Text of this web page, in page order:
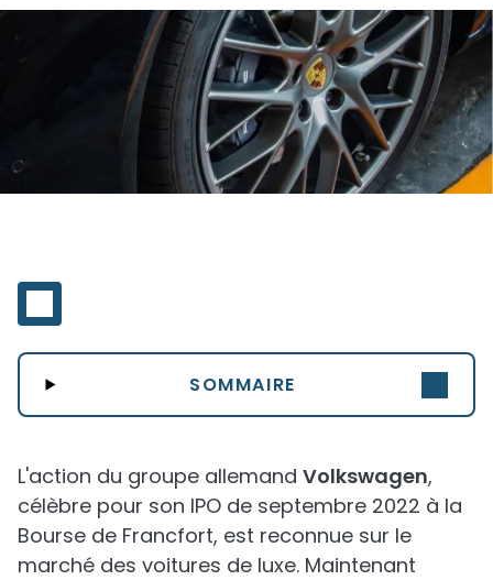
SOMMAIRE
L'action du groupe allemand Volkswagen,
célèbre pour son IPO de septembre 2022 à la
Bourse de Francfort, est reconnue sur le
marché des voitures de luxe. Maintenant